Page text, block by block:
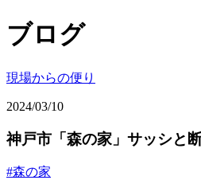
ブログ
現場からの便り
2024/03/10
神戸市「森の家」サッシと
#森の家